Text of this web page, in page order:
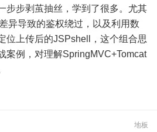
步步剥茧抽丝，学到了很多。尤其
异导致的鉴权绕过，以及利用数
位上传后的JSPshell，这个组合思
案例，对理解SpringMVC+Tomcat
地板